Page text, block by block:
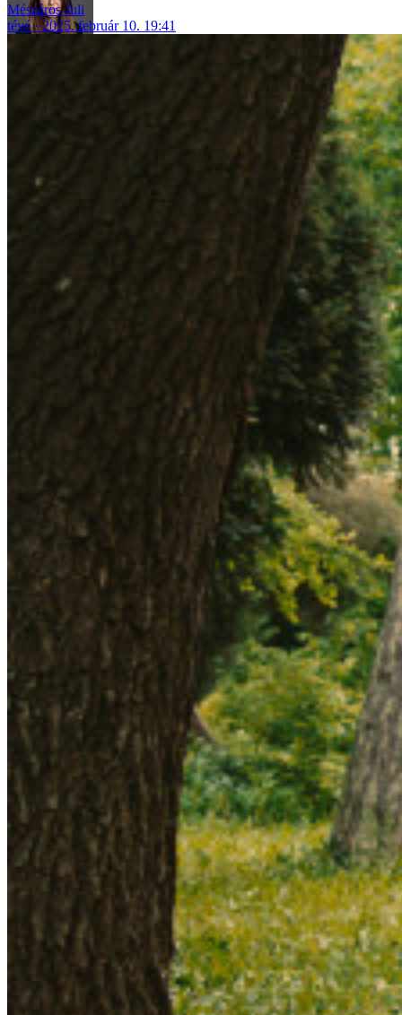
Mészáros Juli
tévé
2025. február 10. 19:41